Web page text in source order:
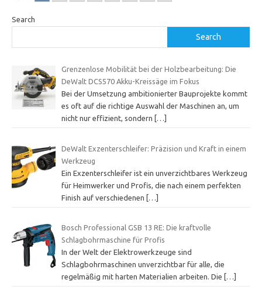
Search
Search
Grenzenlose Mobilität bei der Holzbearbeitung: Die
DeWalt DCS570 Akku-Kreissäge im Fokus
Bei der Umsetzung ambitionierter Bauprojekte kommt
es oft auf die richtige Auswahl der Maschinen an, um
nicht nur effizient, sondern
[…]
DeWalt Exzenterschleifer: Präzision und Kraft in einem
Werkzeug
Ein Exzenterschleifer ist ein unverzichtbares Werkzeug
für Heimwerker und Profis, die nach einem perfekten
Finish auf verschiedenen […]
Bosch Professional GSB 13 RE: Die kraftvolle
Schlagbohrmaschine für Profis
In der Welt der Elektrowerkzeuge sind
Schlagbohrmaschinen unverzichtbar für alle, die
regelmäßig mit harten Materialien arbeiten. Die
[…]